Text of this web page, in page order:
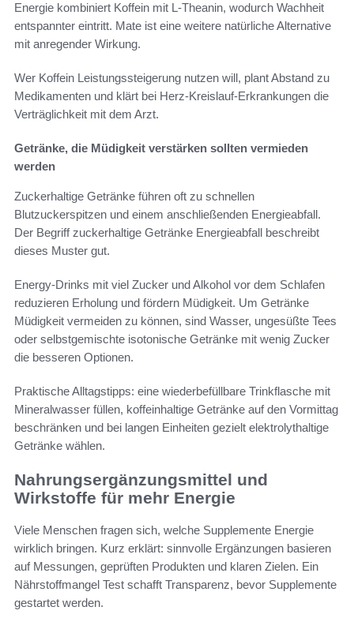
Energie kombiniert Koffein mit L-Theanin, wodurch Wachheit
entspannter eintritt. Mate ist eine weitere natürliche Alternative
mit anregender Wirkung.
Wer Koffein Leistungssteigerung nutzen will, plant Abstand zu
Medikamenten und klärt bei Herz-Kreislauf-Erkrankungen die
Verträglichkeit mit dem Arzt.
Getränke, die Müdigkeit verstärken sollten vermieden
werden
Zuckerhaltige Getränke führen oft zu schnellen
Blutzuckerspitzen und einem anschließenden Energieabfall.
Der Begriff zuckerhaltige Getränke Energieabfall beschreibt
dieses Muster gut.
Energy-Drinks mit viel Zucker und Alkohol vor dem Schlafen
reduzieren Erholung und fördern Müdigkeit. Um Getränke
Müdigkeit vermeiden zu können, sind Wasser, ungesüßte Tees
oder selbstgemischte isotonische Getränke mit wenig Zucker
die besseren Optionen.
Praktische Alltagstipps: eine wiederbefüllbare Trinkflasche mit
Mineralwasser füllen, koffeinhaltige Getränke auf den Vormittag
beschränken und bei langen Einheiten gezielt elektrolythaltige
Getränke wählen.
Nahrungsergänzungsmittel und
Wirkstoffe für mehr Energie
Viele Menschen fragen sich, welche Supplemente Energie
wirklich bringen. Kurz erklärt: sinnvolle Ergänzungen basieren
auf Messungen, geprüften Produkten und klaren Zielen. Ein
Nährstoffmangel Test schafft Transparenz, bevor Supplemente
gestartet werden.